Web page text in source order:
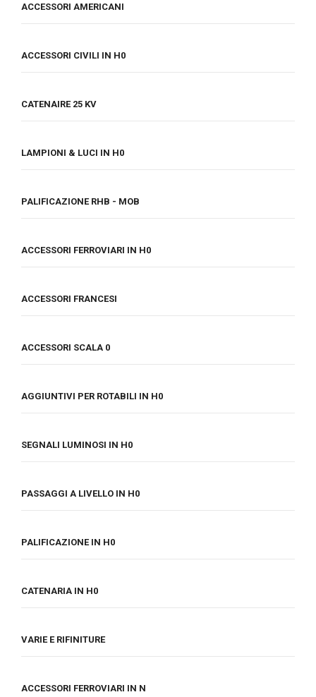
ACCESSORI AMERICANI
ACCESSORI CIVILI IN H0
CATENAIRE 25 KV
LAMPIONI & LUCI IN H0
PALIFICAZIONE RHB - MOB
ACCESSORI FERROVIARI IN H0
ACCESSORI FRANCESI
ACCESSORI SCALA 0
AGGIUNTIVI PER ROTABILI IN H0
SEGNALI LUMINOSI IN H0
PASSAGGI A LIVELLO IN H0
PALIFICAZIONE IN H0
CATENARIA IN H0
VARIE E RIFINITURE
ACCESSORI FERROVIARI IN N